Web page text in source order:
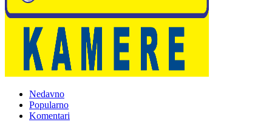
Nedavno
Popularno
Komentari